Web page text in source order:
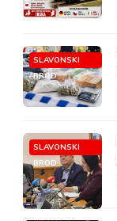
SLAVONSKI
BROD
SLAVONSKI
BROD